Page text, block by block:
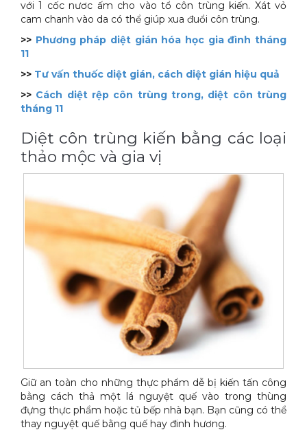
Thiết bị lau kính toà nhà
Máy chà rửa đánh bóng sàn
Máy diệt côn trùng
Máy hút bụi
Dịch vụ tiêu diệt gián gây hại sức khỏe
Dịch vụ xử lý tiêu diệt kiến tận gốc
Tài liệu xử lý côn trùng
với 1 cốc nươc ấm cho vào tổ côn trùng kiến. Xát vỏ
cam chanh vào da có thể giúp xua đuổi côn trùng.
>> Phương pháp diệt gián hóa học gia đình tháng
11
>> Tư vấn thuốc diệt gián, cách diệt gián hiệu quả
>> Cách diệt rệp côn trùng trong, diệt côn trùng
tháng 11
Diệt côn trùng kiến bằng các loại
thảo mộc và gia vị
Giữ an toàn cho những thực phẩm dễ bị kiến tấn công
bằng cách thả một lá nguyệt quế vào trong thùng
đựng thực phẩm hoặc tủ bếp nhà bạn. Bạn cũng có thể
thay nguyệt quế bằng quế hay đinh hương.